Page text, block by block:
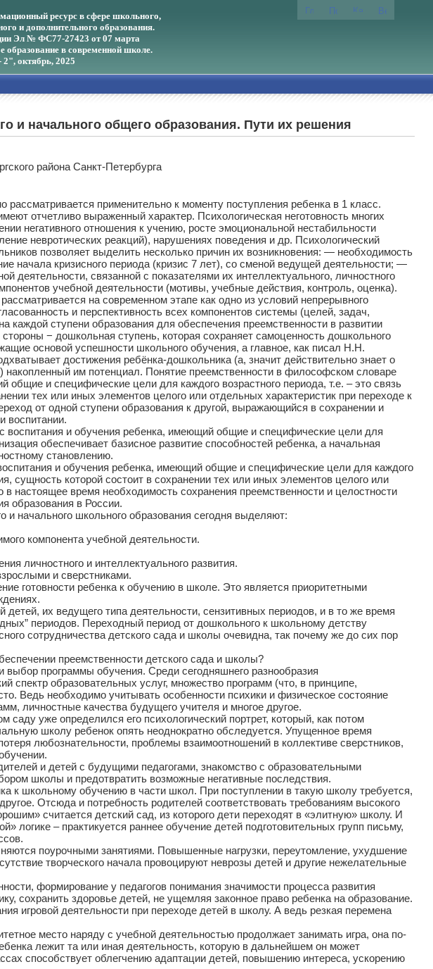
ресурс в сфере школьного,
и дополнительного образования.
Эл № ФС77-27423 от 07 марта
образование в современной школе.
2", октябрь, 2025
и начального общего образования. Пути их решения
района Санкт-Петербурга
применительно к моменту поступления ребенка в 1 класс.
отчетливо выраженный характер. Психологическая неготовность многих
негативного отношения к учению, росте эмоциональной нестабильности
невротических реакций), нарушениях поведения и др. Психологический
позволяет выделить несколько причин их возникновения: — необходимость
начала кризисного периода (кризис 7 лет), со сменой ведущей деятельности; —
деятельности, связанной с показателями их интеллектуального, личностного
учебной деятельности (мотивы, учебные действия, контроль, оценка).
на современном этапе как одно из условий непрерывного
и перспективность всех компонентов системы (целей, задач,
ступени образования для обеспечения преемственности в развитии
− дошкольная ступень, которая сохраняет самоценность дошкольного
основой успешности школьного обучения, а главное, как писал Н.Н.
достижения ребёнка-дошкольника (а, значит действительно знает о
накопленный им потенциал. Понятие преемственности в философском словаре
и специфические цели для каждого возрастного периода, т.е. – это связь
тех или иных элементов целого или отдельных характеристик при переходе к
от одной ступени образования к другой, выражающийся в сохранении и
воспитании.
и обучения ребенка, имеющий общие и специфические цели для
обеспечивает базисное развитие способностей ребенка, а начальная
становлению.
и обучения ребенка, имеющий общие и специфические цели для каждого
сущность которой состоит в сохранении тех или иных элементов целого или
настоящее время необходимость сохранения преемственности и целостности
образования в России.
начального школьного образования сегодня выделяют:
компонента учебной деятельности.
и интеллектуального развития.
и сверстниками.
готовности ребенка к обучению в школе. Это является приоритетными
их ведущего типа деятельности, сензитивных периодов, и в то же время
периодов. Переходный период от дошкольного к школьному детству
сотрудничества детского сада и школы очевидна, так почему же до сих пор
преемственности детского сада и школы?
программы обучения. Среди сегодняшнего разнообразия
образовательных услуг, множество программ (что, в принципе,
Ведь необходимо учитывать особенности психики и физическое состояние
личностные качества будущего учителя и многое другое.
саду уже определился его психологический портрет, который, как потом
школу ребенок опять неоднократно обследуется. Упущенное время
любознательности, проблемы взаимоотношений в коллективе сверстников,
и детей с будущими педагогами, знакомство с образовательными
школы и предотвратить возможные негативные последствия.
школьному обучению в части школ. При поступлении в такую школу требуется,
Отсюда и потребность родителей соответствовать требованиям высокого
считается детский сад, из которого дети переходят в «элитную» школу. И
логике – практикуется раннее обучение детей подготовительных групп письму,
поурочными занятиями. Повышенные нагрузки, переутомление, ухудшение
творческого начала провоцируют неврозы детей и другие нежелательные
формирование у педагогов понимания значимости процесса развития
сохранить здоровье детей, не ущемляя законное право ребенка на образование.
деятельности при переходе детей в школу. А ведь резкая перемена
место наряду с учебной деятельностью продолжает занимать игра, она по-
лежит та или иная деятельность, которую в дальнейшем он может
способствует облегчению адаптации детей, повышению интереса, ускорению